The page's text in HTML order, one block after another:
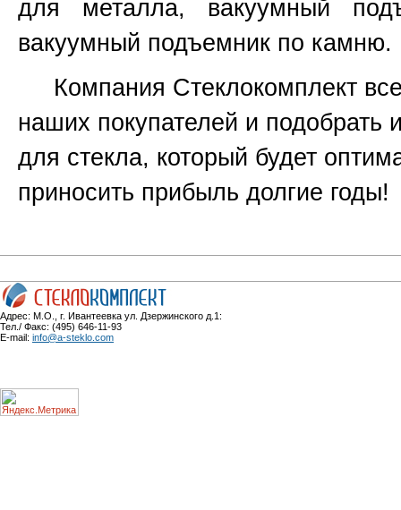
для металла, вакуумный
вакуумный подъемник по камню.
Компания Стеклокомплект
наших покупателей и подобрать
для стекла, который будет
приносить прибыль долгие годы!
Адрес: М.О., г. Ивантеевка ул. Дзержинского д.1:
Тел./ Факс: (495) 646-11-93
E-mail: info@a-steklo.com